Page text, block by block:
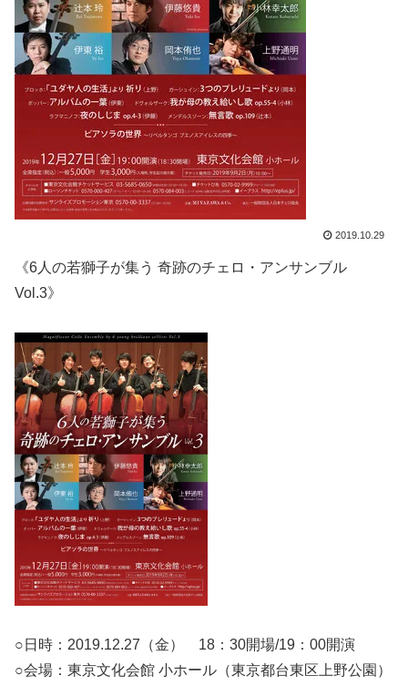
2019.10.29
《6人の若獅子が集う 奇跡のチェロ・アンサンブル
Vol.3》
○日時：2019.12.27（金） 18：30開場/19：00開演
○会場：東京文化会館 小ホール（東京都台東区上野公園）